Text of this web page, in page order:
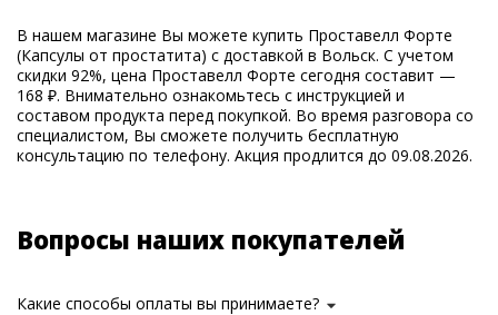
В нашем магазине Вы можете купить Проставелл Форте
(Капсулы от простатита) с доставкой в Вольск. С учетом
скидки 92%, цена Проставелл Форте сегодня составит —
168 ₽. Внимательно ознакомьтесь с инструкцией и
составом продукта перед покупкой. Во время разговора со
специалистом, Вы сможете получить бесплатную
консультацию по телефону. Акция продлится до 09.08.2026.
Вопросы наших покупателей
Какие способы оплаты вы принимаете?